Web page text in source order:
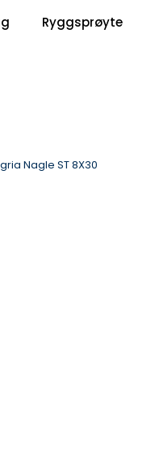
Kontakt oss
Ryggsprøyte
Nagle ST 8X30